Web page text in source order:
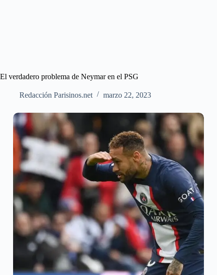
El verdadero problema de Neymar en el PSG
Redacción Parisinos.net marzo 22, 2023